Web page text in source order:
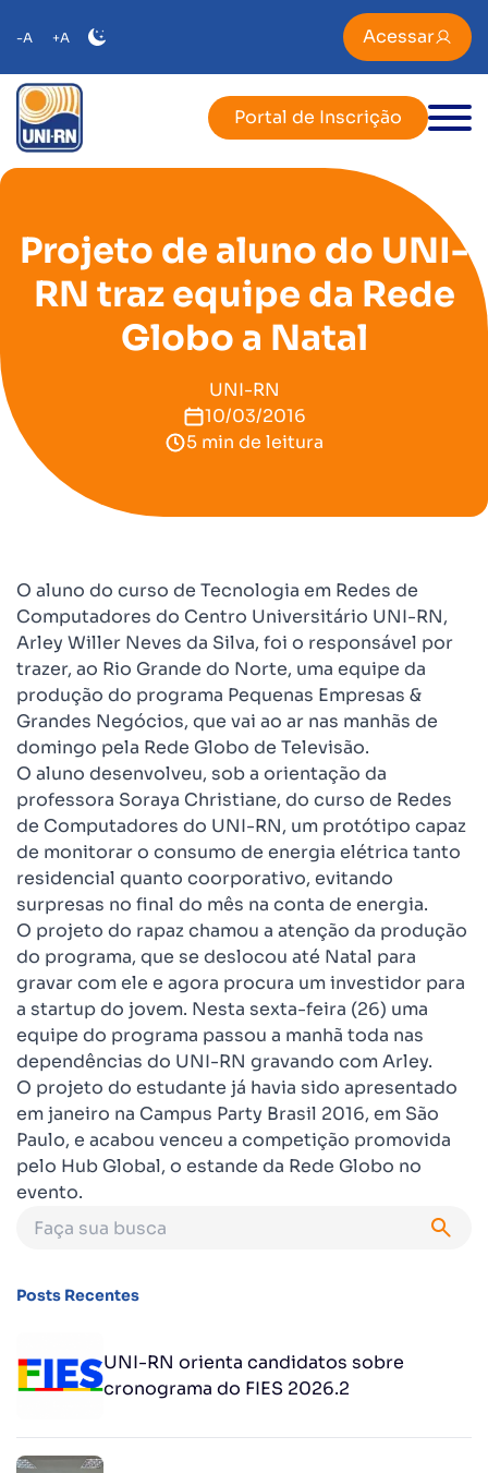
-A +A Acessar
Portal de Inscrição
Projeto de aluno do UNI-
RN traz equipe da Rede
Globo a Natal
UNI-RN
10/03/2016
5 min de leitura
O aluno do curso de Tecnologia em Redes de
Computadores do Centro Universitário UNI-RN,
Arley Willer Neves da Silva, foi o responsável por
trazer, ao Rio Grande do Norte, uma equipe da
produção do programa Pequenas Empresas &
Grandes Negócios, que vai ao ar nas manhãs de
domingo pela Rede Globo de Televisão.
O aluno desenvolveu, sob a orientação da
professora Soraya Christiane, do curso de Redes
de Computadores do UNI-RN, um protótipo capaz
de monitorar o consumo de energia elétrica tanto
residencial quanto coorporativo, evitando
surpresas no final do mês na conta de energia.
O projeto do rapaz chamou a atenção da produção
do programa, que se deslocou até Natal para
gravar com ele e agora procura um investidor para
a startup do jovem. Nesta sexta-feira (26) uma
equipe do programa passou a manhã toda nas
dependências do UNI-RN gravando com Arley.
O projeto do estudante já havia sido apresentado
em janeiro na Campus Party Brasil 2016, em São
Paulo, e acabou venceu a competição promovida
pelo Hub Global, o estande da Rede Globo no
evento.
Posts Recentes
UNI-RN orienta candidatos sobre
cronograma do FIES 2026.2